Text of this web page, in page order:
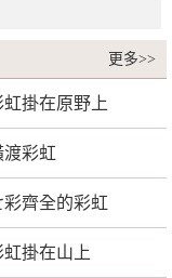
更多>>
虹掛在原野上
渡彩虹
彩齊全的彩虹
虹掛在山上